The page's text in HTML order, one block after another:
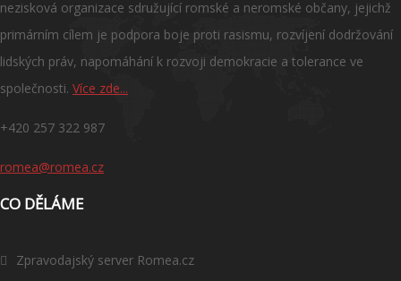
nezisková organizace sdružující romské a neromské občany, jejichž
primárním cílem je podpora boje proti rasismu, rozvíjení dodržování
lidských práv, napomáhání k rozvoji demokracie a tolerance ve
společnosti. Více zde...
+420 257 322 987
romea@romea.cz
CO DĚLÁME
Zpravodajský server Romea.cz